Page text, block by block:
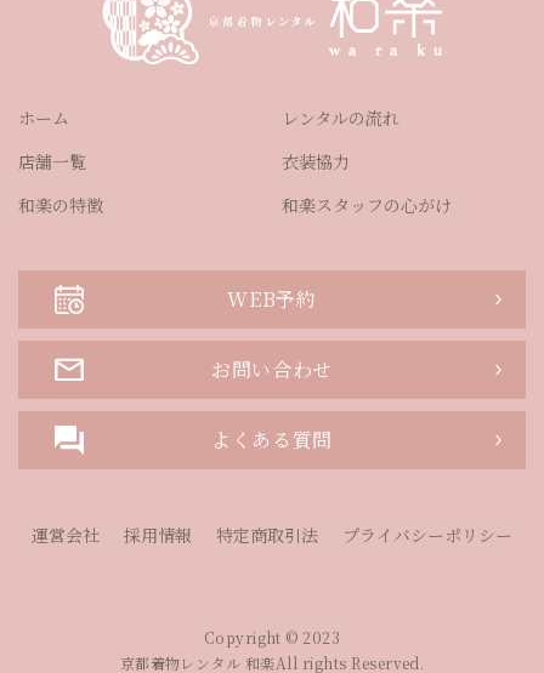
ホーム
店舗一覧
和楽の特徴
レンタルの流れ
衣装協力
和楽スタッフの心がけ
WEB予約
お問い合わせ
よくある質問
運営会社 採用情報 特定商取引法 プライバシーポリシー
Copyright © 2023
京都着物レンタル 和楽All rights Reserved.